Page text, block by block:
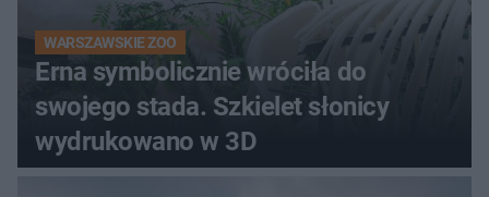
WARSZAWSKIE ZOO
Erna symbolicznie wróciła do
swojego stada. Szkielet słonicy
wydrukowano w 3D